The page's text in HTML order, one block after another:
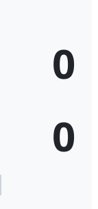
0
0